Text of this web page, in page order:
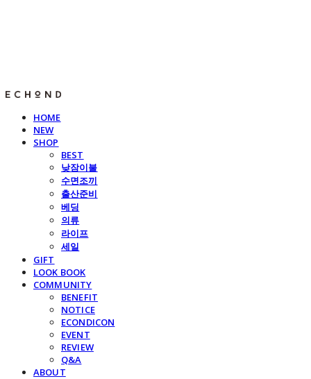
HOME
NEW
SHOP
BEST
낮잠이불
수면조끼
출산준비
베딩
의류
라이프
세일
GIFT
LOOK BOOK
COMMUNITY
BENEFIT
NOTICE
ECONDICON
EVENT
REVIEW
Q&A
ABOUT